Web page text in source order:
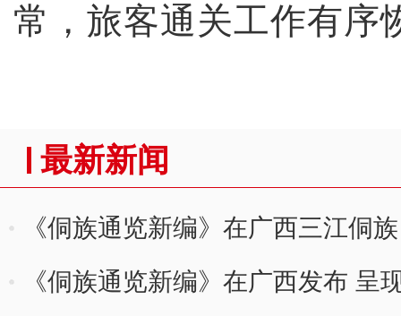
常，旅客通关工作有序
最新新闻
《侗族通览新编》在广西三江侗
《侗族通览新编》在广西发布 呈